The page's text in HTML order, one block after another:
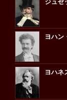
ジュゼ
ヨハン
ヨハネ